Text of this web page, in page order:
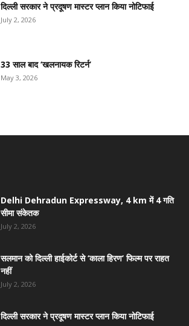
दिल्ली सरकार ने प्रदूषण मास्टर प्लान किया नोटिफाई
July 2, 2026
33 साल बाद ‘खलनायक रिटर्न’
May 3, 2026
Delhi Dehradun Expressway, 4 km में 4 गति
सीमा संकेतक
July 2, 2026
सलमान को दिल्ली हाईकोर्ट से ‘काला हिरण’ फिल्म पर राहत
नहीं
July 2, 2026
दिल्ली सरकार ने प्रदूषण मास्टर प्लान किया नोटिफाई